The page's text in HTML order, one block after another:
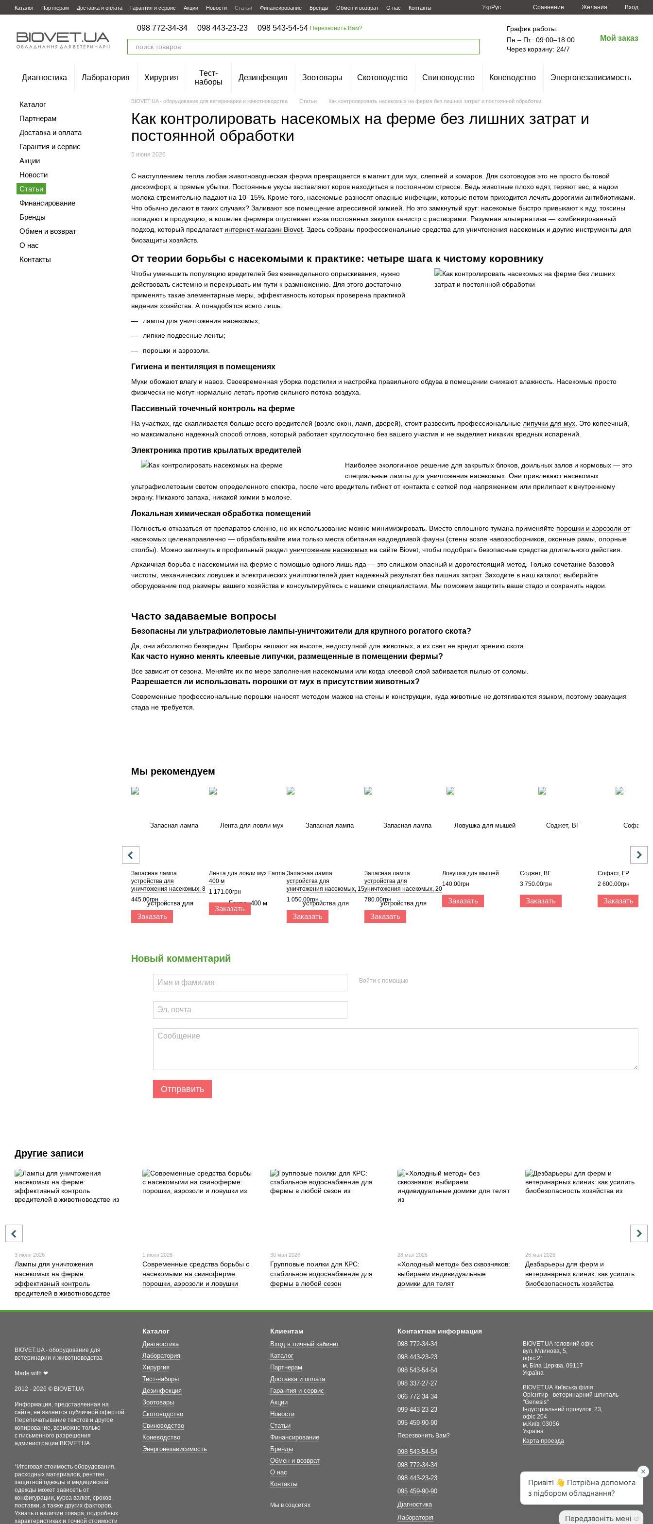
Перейти к основному контенту
Каталог Партнерам Доставка и оплата Гарантия и сервис Акции Новости Статьи Финансирование Бренды Обмен и возврат О нас Контакты Укр Рус Сравнение Желания Вход
098 772-34-34 098 443-23-23 098 543-54-54 Перезвонить Вам?
График работы:
Пн.– Пт.: 09:00–18:00
Через корзину: 24/7
Мой заказ
Диагностика Лаборатория Хирургия
Тест-
наборы
Дезинфекция Зоотовары Скотоводство Свиноводство Коневодство Энергонезависимость
BIOVET.UA - оборудование для ветеринарии и животноводства Статьи Как контролировать насекомых на ферме без лишних затрат и постоянной обработки
Как контролировать насекомых на ферме без лишних затрат и
постоянной обработки
5 июня 2026
С наступлением тепла любая животноводческая ферма превращается в магнит для мух, слепней и комаров. Для скотоводов это не просто бытовой
дискомфорт, а прямые убытки. Постоянные укусы заставляют коров находиться в постоянном стрессе. Ведь животные плохо едят, теряют вес, а надои
молока стремительно падают на 10–15%. Кроме того, насекомые разносят опасные инфекции, которые потом приходится лечить дорогими антибиотиками.
Что обычно делают в таких случаях? Заливают все помещение агрессивной химией. Но это замкнутый круг: насекомые быстро привыкают к яду, токсины
попадают в продукцию, а кошелек фермера опустевает из-за постоянных закупок канистр с растворами. Разумная альтернатива — комбинированный
подход, который предлагает интернет-магазин Biovet. Здесь собраны профессиональные средства для уничтожения насекомых и другие инструменты для
биозащиты хозяйств.
От теории борьбы с насекомыми к практике: четыре шага к чистому коровнику
Чтобы уменьшить популяцию вредителей без еженедельного опрыскивания, нужно
действовать системно и перекрывать им пути к размножению. Для этого достаточно
применять такие элементарные меры, эффективность которых проверена практикой
ведения хозяйства. А понадобятся всего лишь:
лампы для уничтожения насекомых;
липкие подвесные ленты;
порошки и аэрозоли.
Гигиена и вентиляция в помещениях
Мухи обожают влагу и навоз. Своевременная уборка подстилки и настройка правильного обдува в помещении снижают влажность. Насекомые просто
физически не могут нормально летать против сильного потока воздуха.
Пассивный точечный контроль на ферме
На участках, где скапливается больше всего вредителей (возле окон, ламп, дверей), стоит развесить профессиональные липучки для мух . Это копеечный,
но максимально надежный способ отлова, который работает круглосуточно без вашего участия и не выделяет никаких вредных испарений.
Электроника против крылатых вредителей
Наиболее экологичное решение для закрытых блоков, доильных залов и кормовых — это
специальные лампы для уничтожения насекомых . Они привлекают насекомых
ультрафиолетовым светом определенного спектра, после чего вредитель гибнет от контакта с сеткой под напряжением или прилипает к внутреннему
экрану. Никакого запаха, никакой химии в молоке.
Локальная химическая обработка помещений
Полностью отказаться от препаратов сложно, но их использование можно минимизировать. Вместо сплошного тумана применяйте порошки и аэрозоли от
насекомых целенаправленно — обрабатывайте ими только места обитания надоедливой фауны (стены возле навозосборников, оконные рамы, опорные
столбы). Можно заглянуть в профильный раздел уничтожение насекомых на сайте Biovet, чтобы подобрать безопасные средства длительного действия.
Архаичная борьба с насекомыми на ферме с помощью одного лишь яда — это слишком опасный и дорогостоящий метод. Только сочетание базовой
чистоты, механических ловушек и электрических уничтожителей дает надежный результат без лишних затрат. Заходите в наш каталог, выбирайте
оборудование под размеры вашего хозяйства и консультируйтесь с нашими специалистами. Мы поможем защитить ваше стадо и сохранить надои.
Часто задаваемые вопросы
Безопасны ли ультрафиолетовые лампы-уничтожители для крупного рогатого скота?
Да, они абсолютно безвредны. Приборы вешают на высоте, недоступной для животных, а их свет не вредит зрению скота.
Как часто нужно менять клеевые липучки, размещенные в помещении фермы?
Все зависит от сезона. Меняйте их по мере заполнения насекомыми или когда клеевой слой забивается пылью от соломы.
Разрешается ли использовать порошки от мух в присутствии животных?
Современные профессиональные порошки наносят методом мазков на стены и конструкции, куда животные не дотягиваются языком, поэтому эвакуация
стада не требуется.
Мы рекомендуем
Запасная лампа
устройства для
уничтожения насекомых, 8
Вт
445.00грн
Заказать
Лента для ловли мух Farma,
400 м
1 171.00грн
Заказать
Запасная лампа
устройства для
уничтожения насекомых, 15
Вт
1 050.00грн
Заказать
Запасная лампа
устройства для
уничтожения насекомых, 20
Вт
780.00грн
Заказать
Ловушка для мышей
140.00грн
Заказать
Соджет, ВГ
3 750.00грн
Заказать
Софаст, ГР
2 600.00грн
Заказать
Новый комментарий
Войти с помощью
Отправить
Каталог
Партнерам
Доставка и оплата
Гарантия и сервис
Акции
Новости
Статьи
Финансирование
Бренды
Обмен и возврат
О нас
Контакты
Другие записи
3 июня 2026
Лампы для уничтожения
насекомых на ферме:
эффективный контроль
вредителей в животноводстве
1 июня 2026
Современные средства борьбы с
насекомыми на свиноферме:
порошки, аэрозоли и ловушки
30 мая 2026
Групповые поилки для КРС:
стабильное водоснабжение для
фермы в любой сезон
28 мая 2026
«Холодный метод» без сквозняков:
выбираем индивидуальные
домики для телят
26 мая 2026
Дезбарьеры для ферм и
ветеринарных клиник: как усилить
биобезопасность хозяйства
BIOVET.UA - оборудование для
ветеринарии и животноводства
Made with ❤
2012 - 2026 © BIOVET.UA
Информация, представленная на
сайте, не является публичной офертой.
Перепечатывание текстов и другое
копирование, возможно только
с письменного разрешения
администрации BIOVET.UA.
*Итоговая стоимость оборудования,
расходных материалов, рентген
защитной одежды и медицинской
одежды может зависеть от
конфигурации, курса валют, сроков
поставки, а также других факторов.
Узнать о наличии товара, подробных
характеристиках и точной стоимости
Каталог
Диагностика
Лаборатория
Хирургия
Тест-наборы
Дезинфекция
Зоотовары
Скотоводство
Свиноводство
Коневодство
Энергонезависимость
Клиентам
Вход в личный кабинет
Каталог
Партнерам
Доставка и оплата
Гарантия и сервис
Акции
Новости
Статьи
Финансирование
Бренды
Обмен и возврат
О нас
Контакты
Мы в соцсетях
Контактная информация
098 772-34-34
098 443-23-23
098 543-54-54
098 337-27-27
066 772-34-34
099 443-23-23
095 459-90-90
Перезвонить Вам?
098 543-54-54
098 772-34-34
098 443-23-23
095 459-90-90
Діагностика
Лабораторія
BIOVET.UA головний офіс
вул. Млинова, 5,
офіс 21
м. Біла Церква, 09117
Україна
BIOVET.UA Київська філія
Орієнтир - ветеринарний шпиталь
"Genesis"
Індустріальний провулок, 23,
офіс 204
м.Київ, 03056
Україна
Карта проезда